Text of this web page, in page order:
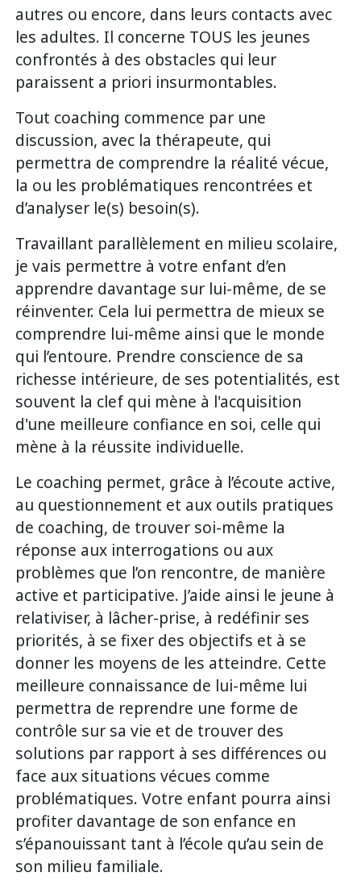
autres ou encore, dans leurs contacts avec
les adultes. Il concerne TOUS les jeunes
confrontés à des obstacles qui leur
paraissent a priori insurmontables.
Tout coaching commence par une
discussion, avec la thérapeute, qui
permettra de comprendre la réalité vécue,
la ou les problématiques rencontrées et
d’analyser le(s) besoin(s).
Travaillant parallèlement en milieu scolaire,
je vais permettre à votre enfant d’en
apprendre davantage sur lui-même, de se
réinventer. Cela lui permettra de mieux se
comprendre lui-même ainsi que le monde
qui l’entoure. Prendre conscience de sa
richesse intérieure, de ses potentialités, est
souvent la clef qui mène à l'acquisition
d'une meilleure confiance en soi, celle qui
mène à la réussite individuelle.
Le coaching permet, grâce à l’écoute active,
au questionnement et aux outils pratiques
de coaching, de trouver soi-même la
réponse aux interrogations ou aux
problèmes que l’on rencontre, de manière
active et participative. J’aide ainsi le jeune à
relativiser, à lâcher-prise, à redéfinir ses
priorités, à se fixer des objectifs et à se
donner les moyens de les atteindre. Cette
meilleure connaissance de lui-même lui
permettra de reprendre une forme de
contrôle sur sa vie et de trouver des
solutions par rapport à ses différences ou
face aux situations vécues comme
problématiques. Votre enfant pourra ainsi
profiter davantage de son enfance en
s’épanouissant tant à l’école qu’au sein de
son milieu familiale.